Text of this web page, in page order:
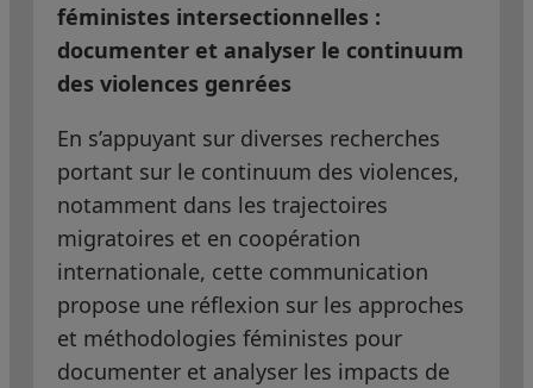
féministes intersectionnelles :
documenter et analyser le continuum
des violences genrées
En s’appuyant sur diverses recherches
portant sur le continuum des violences​,
notamment dans les trajectoires
migratoires et en coopération
internationale, cette communication
propose une réflexion sur les approches
et méthodologies féministes pour
documenter et analyser les impacts de